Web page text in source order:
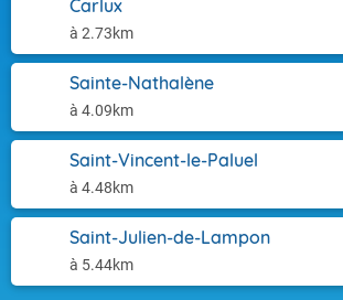
Carlux
à 2.73km
Sainte-Nathalène
à 4.09km
Saint-Vincent-le-Paluel
à 4.48km
Saint-Julien-de-Lampon
à 5.44km